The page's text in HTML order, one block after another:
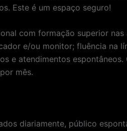
Este é um espaço seguro!
com formação superior
e/ou monitor; fluência na
e atendimentos
mês.
diariamente, público